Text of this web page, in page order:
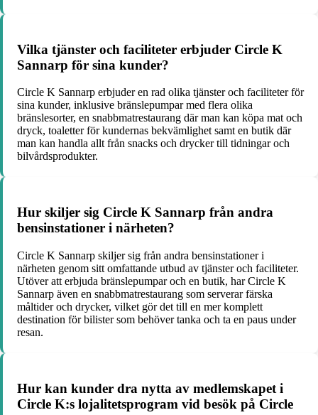
Vilka tjänster och faciliteter erbjuder Circle K
Sannarp för sina kunder?
Circle K Sannarp erbjuder en rad olika tjänster och faciliteter för
sina kunder, inklusive bränslepumpar med flera olika
bränslesorter, en snabbmatrestaurang där man kan köpa mat och
dryck, toaletter för kundernas bekvämlighet samt en butik där
man kan handla allt från snacks och drycker till tidningar och
bilvårdsprodukter.
Hur skiljer sig Circle K Sannarp från andra
bensinstationer i närheten?
Circle K Sannarp skiljer sig från andra bensinstationer i
närheten genom sitt omfattande utbud av tjänster och faciliteter.
Utöver att erbjuda bränslepumpar och en butik, har Circle K
Sannarp även en snabbmatrestaurang som serverar färska
måltider och drycker, vilket gör det till en mer komplett
destination för bilister som behöver tanka och ta en paus under
resan.
Hur kan kunder dra nytta av medlemskapet i
Circle K:s lojalitetsprogram vid besök på Circle